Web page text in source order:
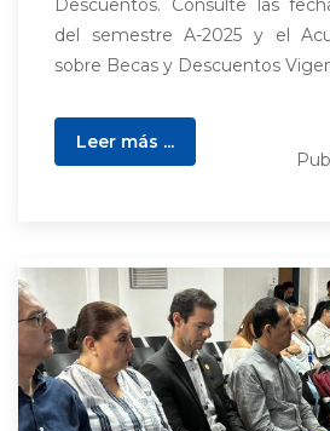
Descuentos. Consulte las
del semestre A-2025 y el
sobre Becas y Descuentos
Leer más ...